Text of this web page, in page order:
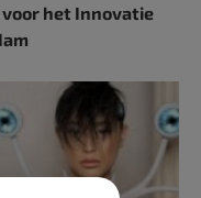
het Innovatie